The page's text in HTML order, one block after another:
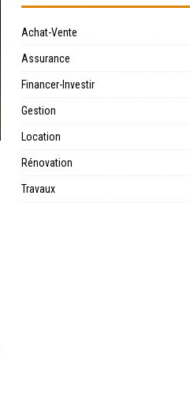
Achat-Vente
Assurance
Financer-Investir
Gestion
Location
Rénovation
Travaux